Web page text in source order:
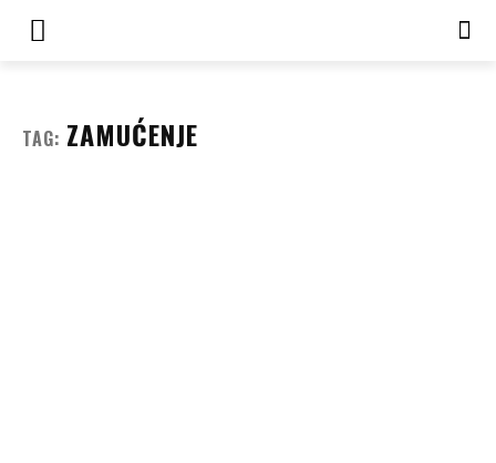
TAG: ZAMUĆENJE